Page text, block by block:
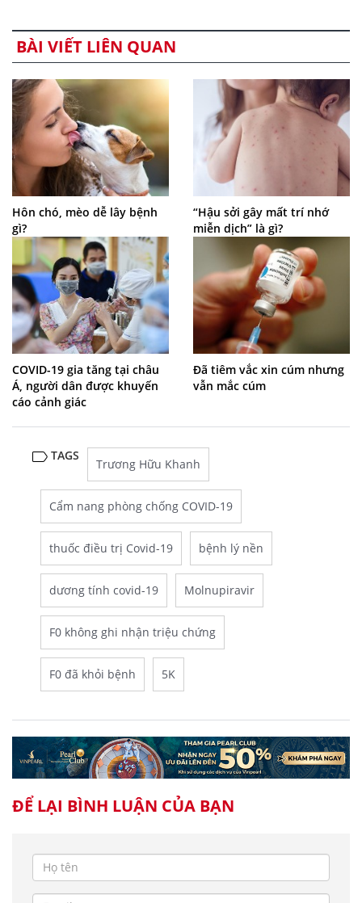
BÀI VIẾT LIÊN QUAN
Hôn chó, mèo dễ lây bệnh
gì?
“Hậu sởi gây mất trí nhớ
miễn dịch” là gì?
COVID-19 gia tăng tại châu
Á, người dân được khuyến
cáo cảnh giác
Đã tiêm vắc xin cúm nhưng
vẫn mắc cúm
TAGS
Trương Hữu Khanh
Cẩm nang phòng chống COVID-19
thuốc điều trị Covid-19 bệnh lý nền
dương tính covid-19 Molnupiravir
F0 không ghi nhận triệu chứng
F0 đã khỏi bệnh 5K
ĐỂ LẠI BÌNH LUẬN CỦA BẠN